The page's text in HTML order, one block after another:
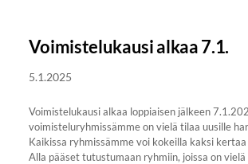
Voimistelukausi alkaa 7.1.
5.1.2025
Voimistelukausi alkaa loppiaisen jälkeen
voimisteluryhmissämme on vielä tilaa uusille
Kaikissa ryhmissämme voi kokeilla kaksi
Alla pääset tutustumaan ryhmiin, joissa on